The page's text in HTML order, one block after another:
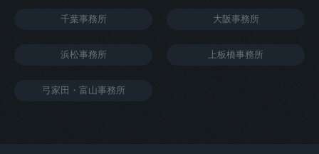
千葉事務所 大阪事務所
浜松事務所 上板橋事務所
弓家田・富山事務所